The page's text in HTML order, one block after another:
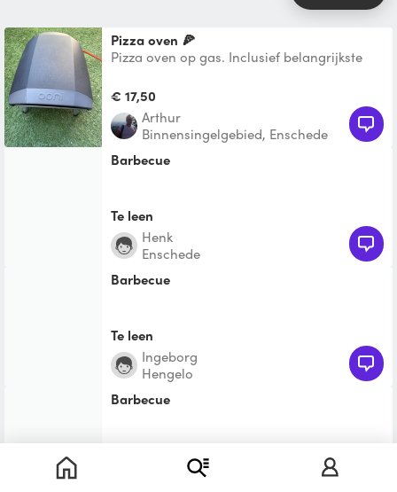
Pizza oven 🍕
Pizza oven op gas. Inclusief belangrijkste
€ 17,50
Arthur
Binnensingelgebied, Enschede
barbecue
Te leen
Henk
Enschede
barbecue
Te leen
Ingeborg
Hengelo
barbecue